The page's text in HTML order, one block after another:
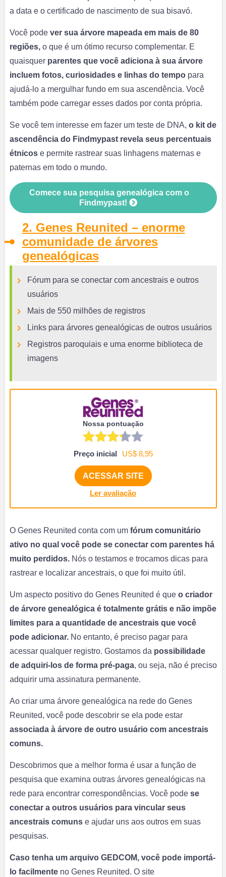
a data e o certificado de nascimento de sua bisavó.
Você pode ver sua árvore mapeada em mais de 80
regiões,o que é um ótimo recurso complementar. E
quaisquer parentes que você adiciona à sua árvore
incluem fotos, curiosidades e linhas do tempo para
ajudá-lo a mergulhar fundo em sua ascendência. Você
também pode carregar esses dados por conta própria.
Se você tem interesse em fazer um teste de DNA, o kit de
ascendência do Findmypast revela seus percentuais
étnicos e permite rastrear suas linhagens maternas e
paternas em todo o mundo.
Comece sua pesquisa genealógica com o
Findmypast!
2. Genes Reunited – enorme
comunidade de árvores
genealógicas
Fórum para se conectar com ancestrais e outros
usuários
Mais de 550 milhões de registros
Links para árvores genealógicas de outros usuários
Registros paroquiais e uma enorme biblioteca de
imagens
Preço inicial US$ 8,95
Nossa pontuação
ACESSAR SITE
Ler avaliação
O Genes Reunited conta com um fórum comunitário
ativo no qual você pode se conectar com parentes há
muito perdidos. Nós o testamos e trocamos dicas para
rastrear e localizar ancestrais, o que foi muito útil.
Um aspecto positivo do Genes Reunited é que o criador
de árvore genealógica é totalmente grátis e não impõe
limites para a quantidade de ancestrais que você
pode adicionar.No entanto, é preciso pagar para
acessar qualquer registro. Gostamos da possibilidade
de adquiri-los de forma pré-paga, ou seja, não é preciso
adquirir uma assinatura permanente.
Ao criar uma árvore genealógica na rede do Genes
Reunited, você pode descobrir se ela pode estar
associada à árvore de outro usuário com ancestrais
comuns.
Descobrimos que a melhor forma é usar a função de
pesquisa que examina outras árvores genealógicas na
rede para encontrar correspondências. Você pode se
conectar a outros usuários para vincular seus
ancestrais comuns e ajudar uns aos outros em suas
pesquisas.
Caso tenha um arquivo GEDCOM, você pode importá-
lo facilmente no Genes Reunited. O site